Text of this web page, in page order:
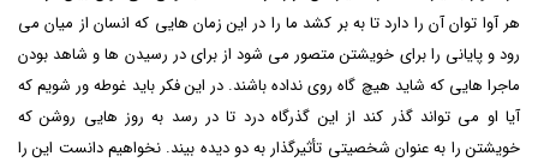
هر آوا توان آن را دارد تا به بر کشد ما را در این زمان هایی که انسان از میان می
رود و پایانی را برای خویشتن متصور می شود از برای در رسیدن ها و شاهد بودن
ماجرا هایی که شاید هیچ گاه روی نداده باشند. در این فکر باید غوطه ور شویم که
آیا او می تواند گذر کند از این گذرگاه درد تا در رسد به روز هایی روشن که
خویشتن را به عنوان شخصیتی تأثیرگذار به دو دیده بیند. نخواهیم دانست این را